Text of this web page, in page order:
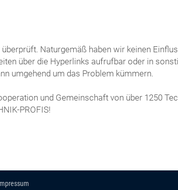
Naturgemäß haben wir keinen
über die Hyperlinks aufrufbar oder in
umgehend um das Problem kümmern.
und Gemeinschaft von über 1250
PROFIS!